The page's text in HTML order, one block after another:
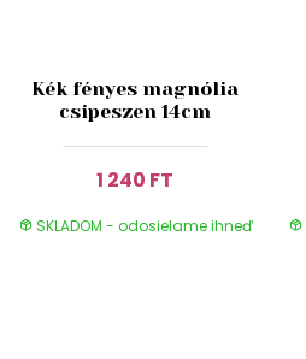
Kék fényes magnólia
csipeszen 14cm
1 240 FT
SKLADOM - odosielame ihneď